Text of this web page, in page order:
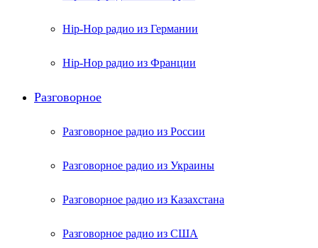
Hip-Hop радио из Германии
Hip-Hop радио из Франции
Разговорное
Разговорное радио из России
Разговорное радио из Украины
Разговорное радио из Казахстана
Разговорное радио из США